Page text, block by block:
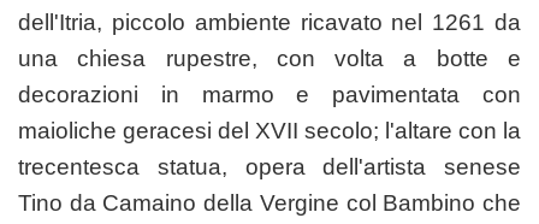
dell'Itria, piccolo ambiente ricavato nel 1261 da
una chiesa rupestre, con volta a botte e
decorazioni in marmo e pavimentata con
maioliche geracesi del XVII secolo; l'altare con la
trecentesca statua, opera dell'artista senese
Tino da Camaino della Vergine col Bambino che